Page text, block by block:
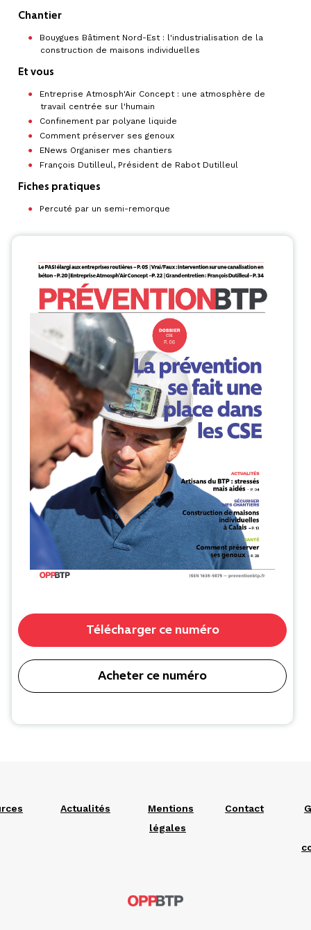
Chantier
Bouygues Bâtiment Nord-Est : l'industrialisation de la
construction de maisons individuelles
Et vous
Entreprise Atmosph'Air Concept : une atmosphère de
travail centrée sur l'humain
Confinement par polyane liquide
Comment préserver ses genoux
ENews Organiser mes chantiers
François Dutilleul, Président de Rabot Dutilleul
Fiches pratiques
Percuté par un semi-remorque
Télécharger ce numéro
Acheter ce numéro
Actualités
Mentions
légales
Contact